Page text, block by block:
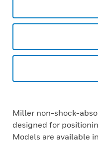
Miller non-shock-
designed for
Models are available